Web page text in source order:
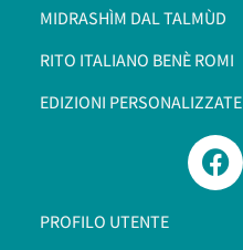
MIDRASHÌM DAL TALMÙD
RITO ITALIANO BENÈ ROMI​
EDIZIONI PERSONALIZZATE
PROFILO UTENTE